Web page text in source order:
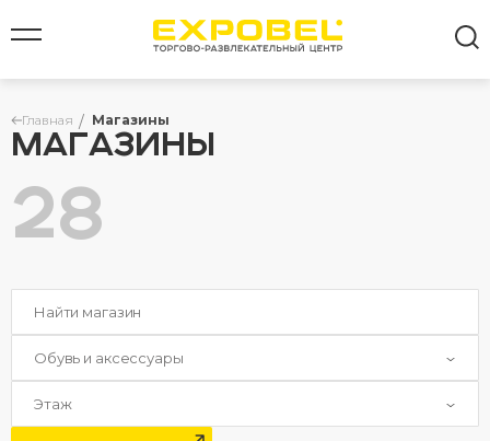
Главная Магазины
МАГАЗИНЫ
28
Обувь и аксессуары
Этаж